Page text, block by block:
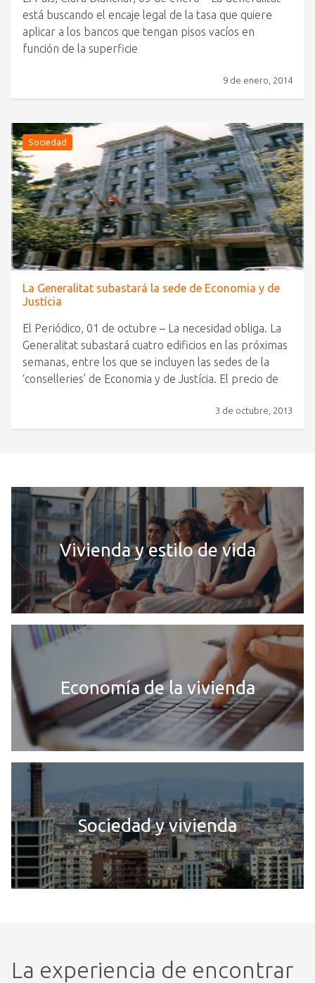
está buscando el encaje legal de la tasa que quiere
aplicar a los bancos que tengan pisos vacíos en
función de la superficie
9 de enero, 2014
Sociedad
La Generalitat subastará la sede de Economia y de
Justícia
El Periódico, 01 de octubre – La necesidad obliga. La
Generalitat subastará cuatro edificios en las próximas
semanas, entre los que se incluyen las sedes de la
‘conselleries’ de Economia y de Justícia. El precio de
3 de octubre, 2013
Vivienda y estilo de vida
Economía de la vivienda
Sociedad y vivienda
La experiencia de encontrar